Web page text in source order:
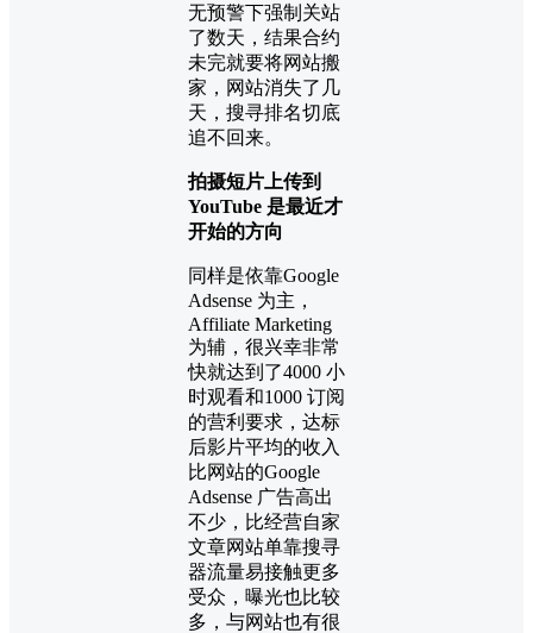
无预警下强制关站
了数天，结果合约
未完就要将网站搬
家，网站消失了几
天，搜寻排名切底
追不回来。
拍摄短片上传到
YouTube 是最近才
开始的方向
同样是依靠Google
Adsense 为主，
Affiliate Marketing
为辅，很兴幸非常
快就达到了4000 小
时观看和1000 订阅
的营利要求，达标
后影片平均的收入
比网站的Google
Adsense 广告高出
不少，比经营自家
文章网站单靠搜寻
器流量易接触更多
受众，曝光也比较
多，与网站也有很